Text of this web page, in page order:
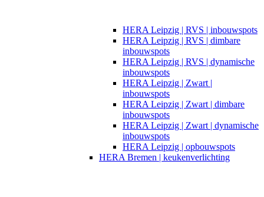
HERA Leipzig | RVS | inbouwspots
HERA Leipzig | RVS | dimbare
inbouwspots
HERA Leipzig | RVS | dynamische
inbouwspots
HERA Leipzig | Zwart |
inbouwspots​
HERA Leipzig | Zwart | dimbare
inbouwspots
HERA Leipzig | Zwart | dynamische
inbouwspots
HERA Leipzig | opbouwspots
HERA Bremen | keukenverlichting